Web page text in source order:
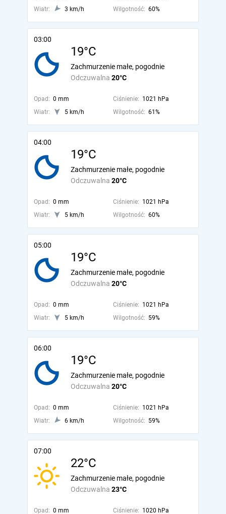
Wiatr:
3 km/h Wilgotność: 60%
03:00
19°C
Odczuwalna 20°C
Zachmurzenie małe, pogodnie
Opad: 0 mm Ciśnienie: 1021 hPa
Wiatr:
5 km/h Wilgotność: 61%
04:00
19°C
Odczuwalna 20°C
Zachmurzenie małe, pogodnie
Opad: 0 mm Ciśnienie: 1021 hPa
Wiatr:
5 km/h Wilgotność: 60%
05:00
19°C
Odczuwalna 20°C
Zachmurzenie małe, pogodnie
Opad: 0 mm Ciśnienie: 1021 hPa
Wiatr:
5 km/h Wilgotność: 59%
06:00
19°C
Odczuwalna 20°C
Zachmurzenie małe, pogodnie
Opad: 0 mm Ciśnienie: 1021 hPa
Wiatr:
6 km/h Wilgotność: 59%
07:00
22°C
Odczuwalna 23°C
Zachmurzenie małe, pogodnie
Opad: 0 mm Ciśnienie: 1020 hPa